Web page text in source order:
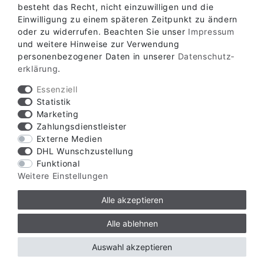
SICHTSCHUTZZAUN & WINDLAST
WAS MUSS ICH BEZÜGLICH DER WINDLAST AN
MEINEM SICHTSCHUTZZAUN BEACHTEN?
Wenn Sie Sichtschutzstreifen in Ihren Zaun
einbringen möchten, erhöhen Sie dadurch die
Windlast auf Ihren Zaun. Bitte beachten Sie die
wirken. Fragen Sie im Zweifel einen Zaunbauer oder
Sachverständigen!
Übrigens: Mit unserengelochtenSichtschutzstreifen
PREMIUM reduzieren Sie die Windlast auf den Zaun
deutlich...
besteht das Recht, nicht einzuwilligen und die
Einwilligung zu einem späteren Zeitpunkt zu ändern
oder zu widerrufen. Beachten Sie unser Impressum
und weitere Hinweise zur Verwendung
personenbezogener Daten in unserer Daten­schutz­
erklärung.
Essenziell
Statistik
Marketing
Zahlungsdienstleister
Externe Medien
DHL Wunschzustellung
Funktional
Weitere Einstellungen
Alle akzeptieren
Alle ablehnen
Auswahl akzeptieren